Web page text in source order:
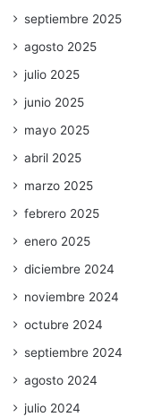
septiembre 2025
agosto 2025
julio 2025
junio 2025
mayo 2025
abril 2025
marzo 2025
febrero 2025
enero 2025
diciembre 2024
noviembre 2024
octubre 2024
septiembre 2024
agosto 2024
julio 2024